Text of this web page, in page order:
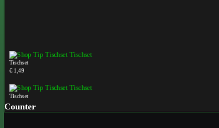
Tischset
€ 1,49
Tischset
€ 1,49
Counter